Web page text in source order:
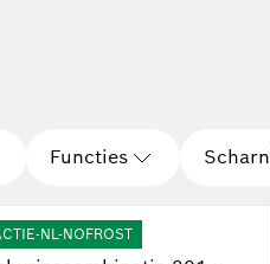
Functies
NL-NOFROST